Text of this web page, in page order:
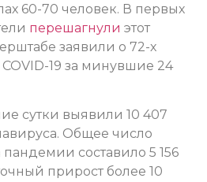
60-70 человек. В первых
перешагнули этот
заявили о 72-х
19 за минувшие 24
сутки выявили 10 407
Общее число
составило 5 156
прирост более 10